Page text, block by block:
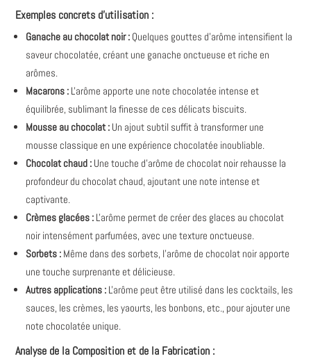
Exemples concrets d'utilisation :
Ganache au chocolat noir : Quelques gouttes d'arôme intensifient la
saveur chocolatée, créant une ganache onctueuse et riche en
arômes.
Macarons : L'arôme apporte une note chocolatée intense et
équilibrée, sublimant la finesse de ces délicats biscuits.
Mousse au chocolat : Un ajout subtil suffit à transformer une
mousse classique en une expérience chocolatée inoubliable.
Chocolat chaud : Une touche d'arôme de chocolat noir rehausse la
profondeur du chocolat chaud, ajoutant une note intense et
captivante.
Crèmes glacées : L'arôme permet de créer des glaces au chocolat
noir intensément parfumées, avec une texture onctueuse.
Sorbets : Même dans des sorbets, l'arôme de chocolat noir apporte
une touche surprenante et délicieuse.
Autres applications : L'arôme peut être utilisé dans les cocktails, les
sauces, les crèmes, les yaourts, les bonbons, etc., pour ajouter une
note chocolatée unique.
Analyse de la Composition et de la Fabrication :